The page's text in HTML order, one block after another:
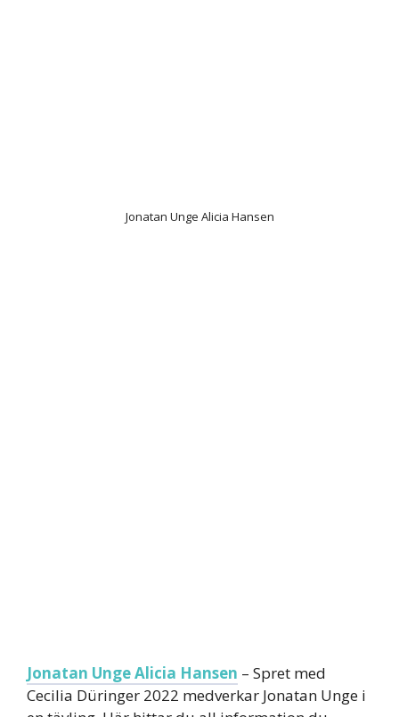
Jonatan Unge Alicia Hansen
Jonatan Unge Alicia Hansen – Spret med
Cecilia Düringer 2022 medverkar Jonatan Unge i